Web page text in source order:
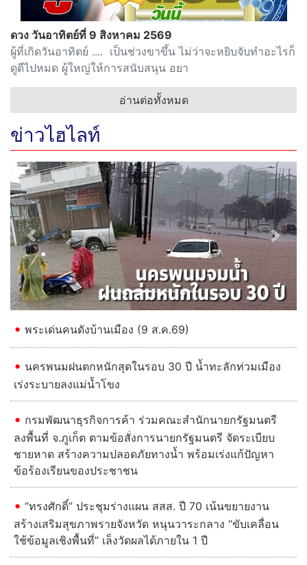
ดวง วันอาทิตย์ที่ 9 สิงหาคม 2569
ผู้ที่เกิดวันอาทิตย์ .... เป็นช่วงขาขึ้น ไม่ว่าจะหยิบจับทำอะไรก็
ดูดีไปหมด ผู้ใหญ่ให้การสนับสนุน อยา
อ่านต่อทั้งหมด
ข่าวไฮไลท์
Previous Next
พระเด่นคนดังบ้านเมือง (9 ส.ค.69)
นครพนมฝนตกหนักสุดในรอบ 30 ปี น้ำทะลักท่วมเมือง
เร่งระบายลงแม่น้ำโขง
กรมพัฒนาธุรกิจการค้า ร่วมคณะสำนักนายกรัฐมนตรี
ลงพื้นที่ จ.ภูเก็ต ตามข้อสั่งการนายกรัฐมนตรี จัดระเบียบ
ชายหาด สร้างความปลอดภัยทางน้ำ พร้อมเร่งแก้ปัญหา
ข้อร้องเรียนของประชาชน
“ทรงศักดิ์” ประชุมร่างแผน สสส. ปี 70 เน้นขยายงาน
สร้างเสริมสุขภาพรายจังหวัด หนุนวาระกลาง “ขับเคลื่อน
ใช้ข้อมูลเชิงพื้นที่” เล็งวัดผลได้ภายใน 1 ปี